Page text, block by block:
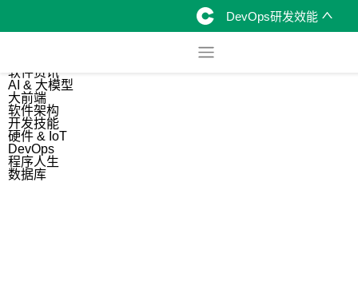
DevOps研发效能
软件资讯
AI & 大模型
大前端
软件架构
开发技能
硬件 & IoT
DevOps
程序人生
数据库